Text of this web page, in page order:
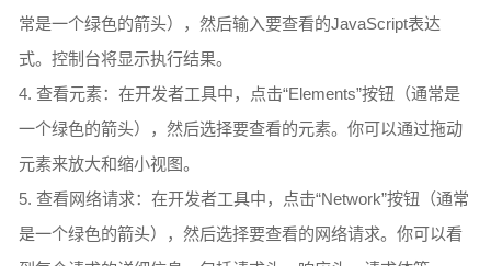
常是一个绿色的箭头），然后输入要查看的JavaScript表达
式。控制台将显示执行结果。
4. 查看元素：在开发者工具中，点击“Elements”按钮（通常是
一个绿色的箭头），然后选择要查看的元素。你可以通过拖动
元素来放大和缩小视图。
5. 查看网络请求：在开发者工具中，点击“Network”按钮（通常
是一个绿色的箭头），然后选择要查看的网络请求。你可以看